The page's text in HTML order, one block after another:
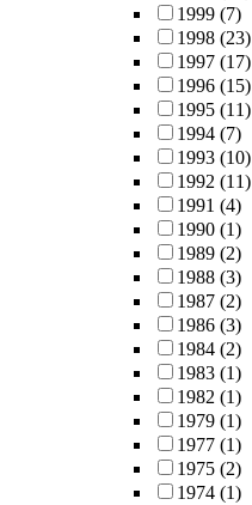
1999 (7)
1998 (23)
1997 (17)
1996 (15)
1995 (11)
1994 (7)
1993 (10)
1992 (11)
1991 (4)
1990 (1)
1989 (2)
1988 (3)
1987 (2)
1986 (3)
1984 (2)
1983 (1)
1982 (1)
1979 (1)
1977 (1)
1975 (2)
1974 (1)